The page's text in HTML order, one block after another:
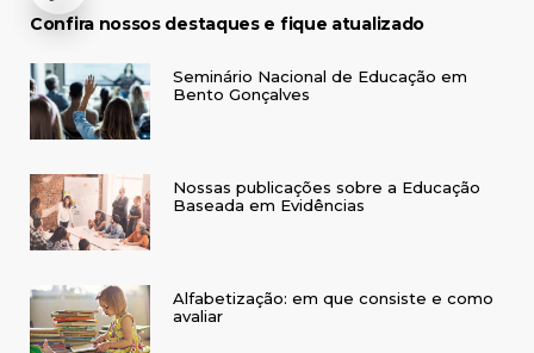
Confira nossos destaques e fique atualizado
Seminário Nacional de Educação em
Bento Gonçalves
Nossas publicações sobre a Educação
Baseada em Evidências
Alfabetização: em que consiste e como
avaliar